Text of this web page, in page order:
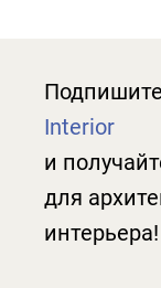
Interior
и
для
интерьера!